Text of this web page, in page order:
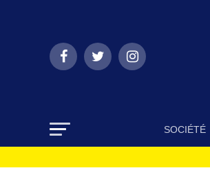
SOCIÉTÉ